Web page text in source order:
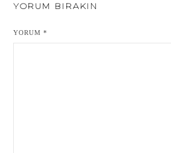
YORUM BIRAKIN
YORUM*